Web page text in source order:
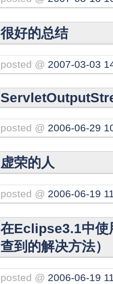
很好的总结
posted @ 2007-03-03
posted @ 2006-06-29
虚荣的人
posted @ 2006-06-19
在Eclipse3.1中使
查到的解决方法）
posted @ 2006-06-19